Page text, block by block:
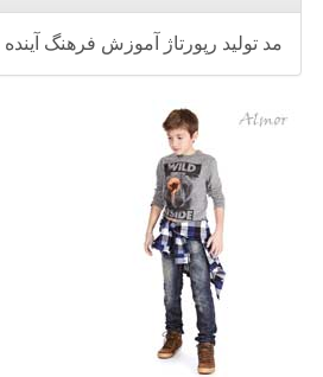
مد تولید رپورتاژ آموزش فرهنگ آینده